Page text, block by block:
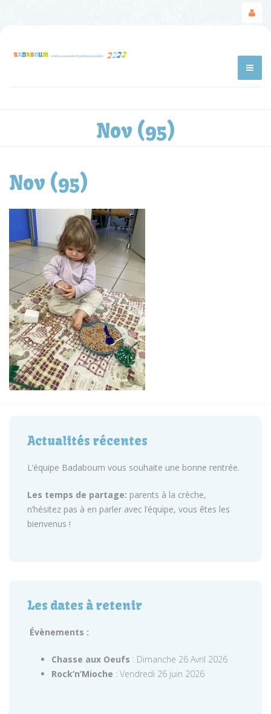
Nov (95)
Nov (95)
Actualités récentes
L’équipe Badaboum vous souhaite une bonne rentrée.
Les temps de partage: parents à la crèche,
n’hésitez pas à en parler avec l’équipe, vous êtes les
bienvenus !
Les dates à retenir
Évènements :
Chasse aux Oeufs : Dimanche 26 Avril 2026
Rock’n’Mioche : Vendredi 26 juin 2026